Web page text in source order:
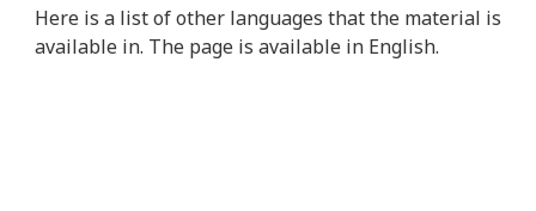
Here is a list of other languages that the material is
available in. The page is available in English.